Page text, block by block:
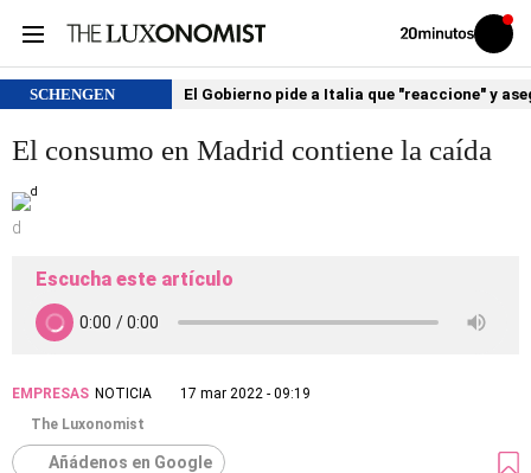
Volver
Iniciar
sesión
SCHENGEN El Gobierno pide a Italia que "reaccione" y
El consumo en Madrid contiene la caída
d
Escucha este artículo
EMPRESAS NOTICIA
17 mar 2022 - 09:19
The Luxonomist
Añádenos en Google